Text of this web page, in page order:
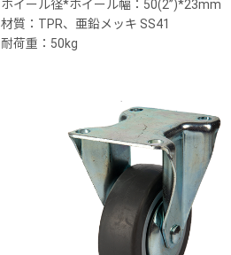
ホイール径*ホイール幅：50(2”)*23mm
材質：TPR、亜鉛メッキ SS41
耐荷重：50kg